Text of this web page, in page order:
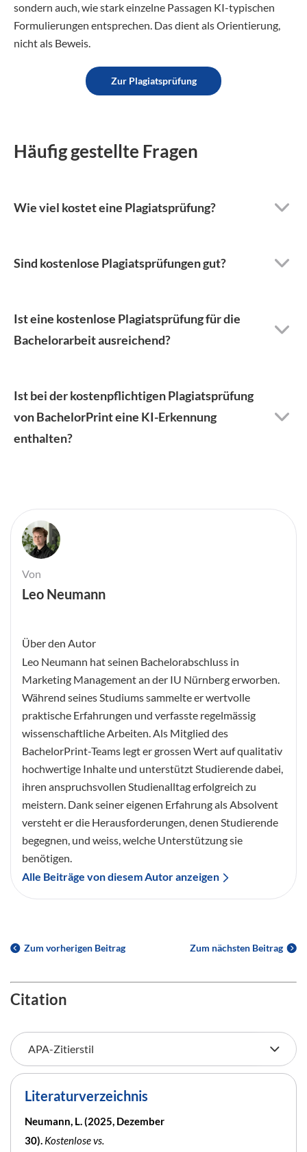
sondern auch, wie stark einzelne Passagen KI-typischen
Formulierungen entsprechen. Das dient als Orientierung,
nicht als Beweis.
Zur Plagiatsprüfung
Häufig gestellte Fragen
Wie viel kostet eine Plagiatsprüfung?
Sind kostenlose Plagiatsprüfungen gut?
Ist eine kostenlose Plagiatsprüfung für die
Bachelorarbeit ausreichend?
Ist bei der kostenpflichtigen Plagiatsprüfung
von BachelorPrint eine KI-Erkennung
enthalten?
Von
Leo Neumann
Über den Autor
Leo Neumann hat seinen Bachelorabschluss in
Marketing Management an der IU Nürnberg erworben.
Während seines Studiums sammelte er wertvolle
praktische Erfahrungen und verfasste regelmässig
wissenschaftliche Arbeiten. Als Mitglied des
BachelorPrint-Teams legt er grossen Wert auf qualitativ
hochwertige Inhalte und unterstützt Studierende dabei,
ihren anspruchsvollen Studienalltag erfolgreich zu
meistern. Dank seiner eigenen Erfahrung als Absolvent
versteht er die Herausforderungen, denen Studierende
begegnen, und weiss, welche Unterstützung sie
benötigen.
Alle Beiträge von diesem Autor anzeigen
Zum vorherigen Beitrag Zum nächsten Beitrag
Citation
Literaturverzeichnis
Neumann, L. (2025, Dezember
30). Kostenlose vs.